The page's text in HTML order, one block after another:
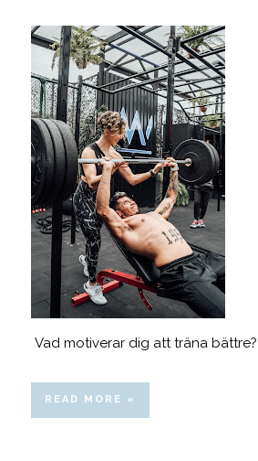
Vad motiverar dig att träna bättre?
READ MORE »